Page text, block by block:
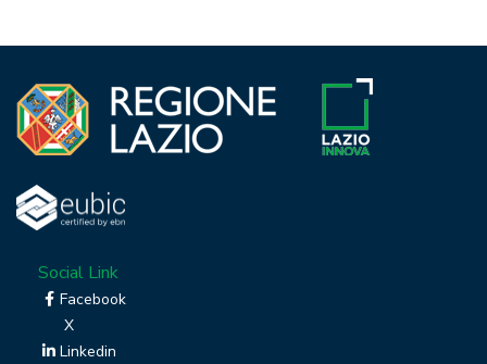
Social Link
Facebook
X
Linkedin